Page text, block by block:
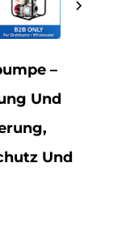
–
Und
Und